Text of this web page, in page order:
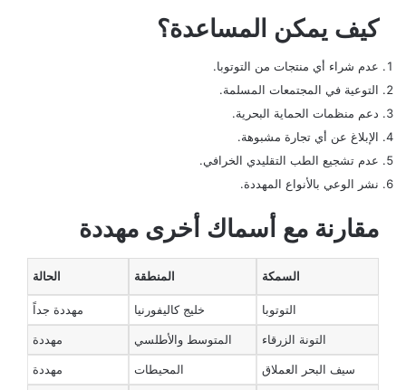
كيف يمكن المساعدة؟
عدم شراء أي منتجات من التوتوبا.
التوعية في المجتمعات المسلمة.
دعم منظمات الحماية البحرية.
الإبلاغ عن أي تجارة مشبوهة.
عدم تشجيع الطب التقليدي الخرافي.
نشر الوعي بالأنواع المهددة.
مقارنة مع أسماك أخرى مهددة
السمكة المنطقة الحالة
التوتوبا خليج كاليفورنيا مهددة جداً
التونة الزرقاء المتوسط والأطلسي مهددة
سيف البحر العملاق المحيطات مهددة